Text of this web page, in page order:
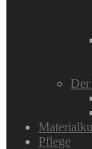
Pflege